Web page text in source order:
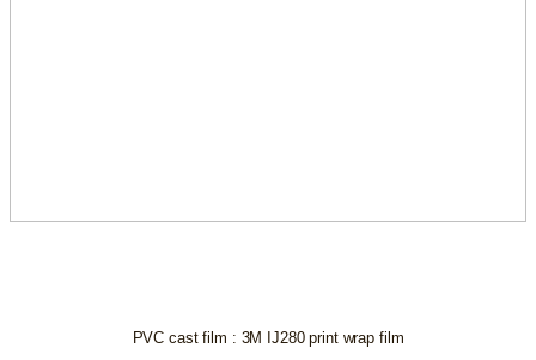
PVC cast film : 3M IJ280 print wrap film